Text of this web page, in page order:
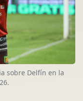
sobre Delfín en la